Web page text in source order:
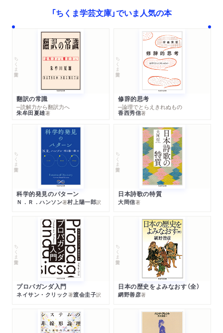
「ちくま学芸文庫」でいま人気の本
ちくま学芸文庫
翻訳の常識
─読解力から翻訳力へ
朱牟田夏雄著
ちくま学芸文庫
修辞的思考
─論理でとらえきれぬもの
香西秀信著
ちくま学芸文庫
科学的発見のパターン
Ｎ．Ｒ．ハンソン著村上陽一郎訳
ちくま学芸文庫
日本詩歌の特質
大岡信著
ちくま学芸文庫
プロパガンダ入門
ネイサン・クリック著渡会圭子訳
ちくま学芸文庫
日本の歴史をよみなおす（全）
網野善彦著